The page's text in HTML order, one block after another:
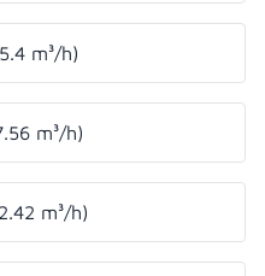
m³/h)
m³/h)
m³/h)